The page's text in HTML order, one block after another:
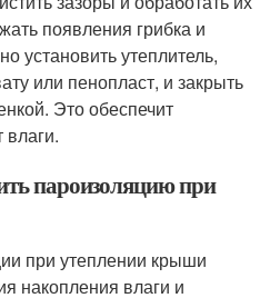
появления грибка и
установить утеплитель,
или пенопласт, и закрыть
Это обеспечит
влаги.
пароизоляцию при
при утеплении крыши
накопления влаги и